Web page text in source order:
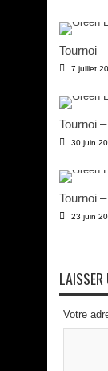
Tournoi
7 juillet
Tournoi
30 juin
Tournoi
23 juin
LAISSER
Votre